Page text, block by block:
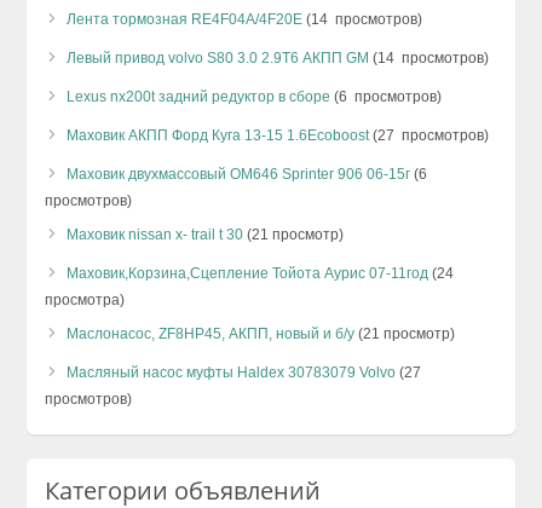
Лента тормозная RE4F04A/4F20E (14 просмотров)
Левый привод volvo S80 3.0 2.9T6 АКПП GM (14 просмотров)
Lexus nx200t задний редуктор в сборе (6 просмотров)
Маховик АКПП Форд Куга 13-15 1.6Ecoboost (27 просмотров)
Маховик двухмассовый OM646 Sprinter 906 06-15г (6
просмотров)
Маховик nissan x- trail t 30 (21 просмотр)
Маховик,Корзина,Сцепление Тойота Аурис 07-11год (24
просмотра)
Маслонасос, ZF8HP45, АКПП, новый и б/у (21 просмотр)
Масляный насос муфты Haldex 30783079 Volvo (27
просмотров)
Категории объявлений